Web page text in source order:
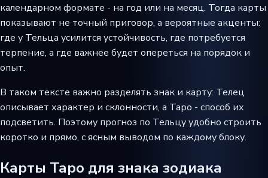
календарном формате - на год или на месяц. Тогда карты
показывают не точный приговор, а вероятные акценты:
где у Тельца усилится устойчивость, где потребуется
терпение, а где важнее будет опереться на порядок и
опыт.
В таком тексте важно разделять знак и карту: Телец
описывает характер и склонности, а Таро - способ их
подсветить. Поэтому прогноз по Тельцу удобно строить
коротко и прямо, с ясным выводом по каждому блоку.
Карты Таро для знака зодиака